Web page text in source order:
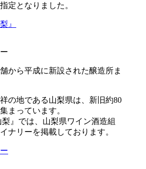
定となりました。
』
から平成に新設された醸造所ま
の地である山梨県は、新旧約80
まっています。
梨』では、山梨県ワイン酒造組
ナリーを掲載しております。